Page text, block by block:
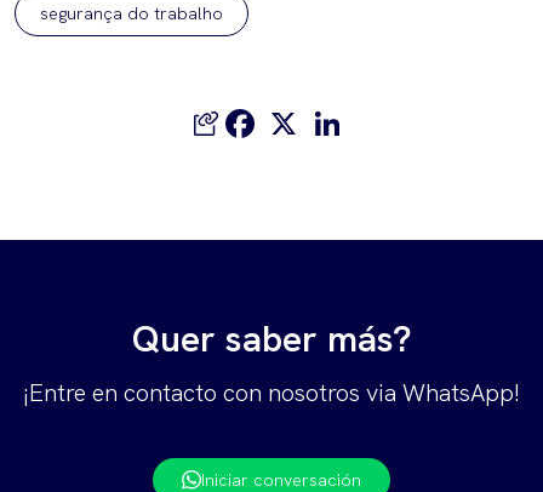
segurança do trabalho
Facebook
Quer saber más?
¡Entre en contacto con nosotros via WhatsApp!
Iniciar conversación